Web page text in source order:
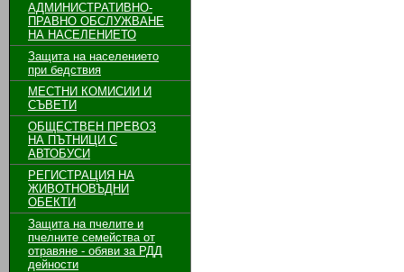
АДМИНИСТРАТИВНО-
ПРАВНО ОБСЛУЖВАНЕ
НА НАСЕЛЕНИЕТО
Защита на населението
при бедствия
МЕСТНИ КОМИСИИ И
СЪВЕТИ
ОБЩЕСТВЕН ПРЕВОЗ
НА ПЪТНИЦИ С
АВТОБУСИ
РЕГИСТРАЦИЯ НА
ЖИВОТНОВЪДНИ
ОБЕКТИ
Защита на пчелите и
пчелните семейства от
отравяне - обяви за РДД
дейности